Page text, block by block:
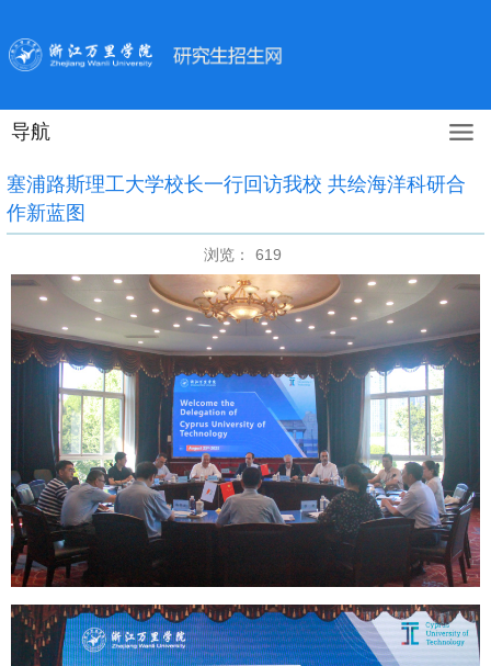
导航
塞浦路斯理工大学校长一行回访我校 共绘海洋科研合
作新蓝图
浏览： 619